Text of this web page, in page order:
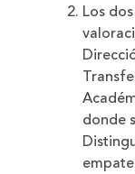
Los
donde